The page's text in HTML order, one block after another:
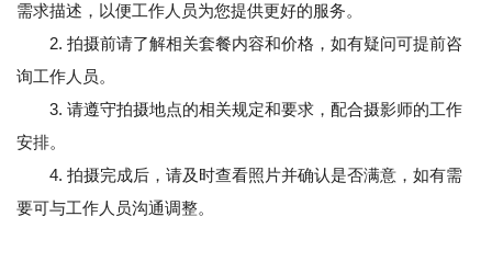
需求描述，以便工作人员为您提供更好的服务。
2. 拍摄前请了解相关套餐内容和价格，如有疑问可提前咨
询工作人员。
3. 请遵守拍摄地点的相关规定和要求，配合摄影师的工作
安排。
4. 拍摄完成后，请及时查看照片并确认是否满意，如有需
要可与工作人员沟通调整。